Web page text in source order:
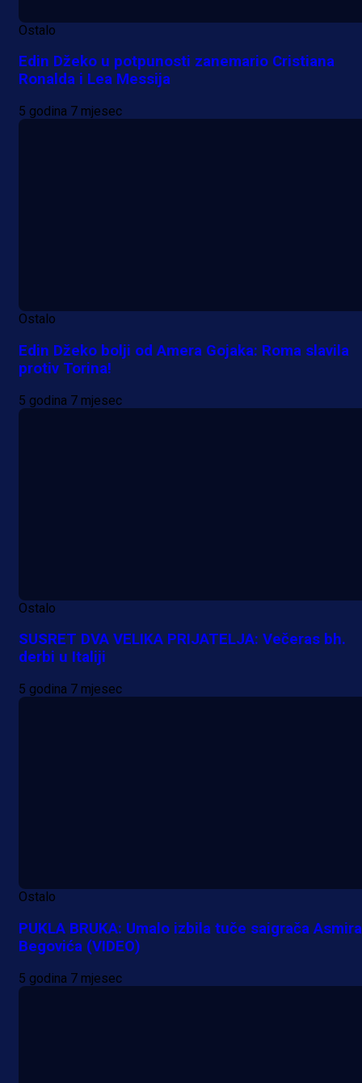
Ostalo
Edin Džeko u potpunosti zanemario Cristiana
Ronalda i Lea Messija
5 godina 7 mjesec
Ostalo
Edin Džeko bolji od Amera Gojaka: Roma slavila
protiv Torina!
5 godina 7 mjesec
Ostalo
SUSRET DVA VELIKA PRIJATELJA: Večeras bh.
derbi u Italiji
5 godina 7 mjesec
Ostalo
PUKLA BRUKA: Umalo izbila tuče saigrača Asmira
Begovića (VIDEO)
5 godina 7 mjesec